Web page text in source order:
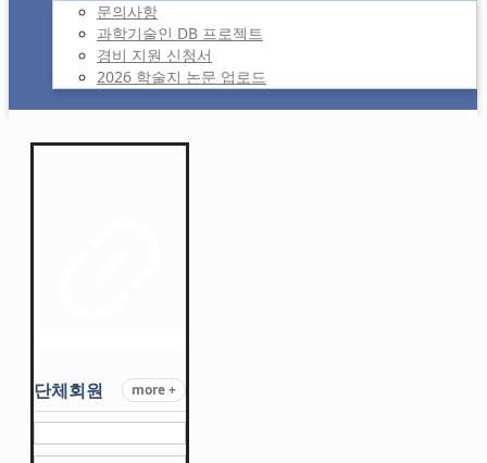
문의사항
과학기술인 DB 프로젝트
경비 지원 신청서
2026 학술지 논문 업로드
단체회원 more +